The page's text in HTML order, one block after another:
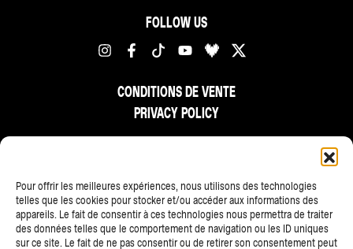
Pour offrir les meilleures expériences, nous utilisons des technologies
telles que les cookies pour stocker et/ou accéder aux informations des
appareils. Le fait de consentir à ces technologies nous permettra de traiter
des données telles que le comportement de navigation ou les ID uniques
sur ce site. Le fait de ne pas consentir ou de retirer son consentement peut
FOLLOW US
CONDITIONS DE VENTE
PRIVACY POLICY